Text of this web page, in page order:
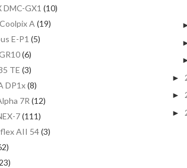
DMC-GX1 (10)
A (19)
E-P1 (5)
(6)
TE (3)
DP1x(8)
7R (12)
7(111)
AII 54(3)
►
►
►